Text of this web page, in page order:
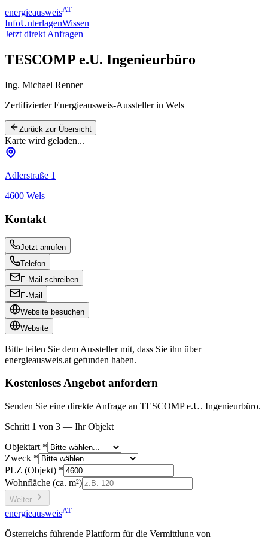
energieausweisAT
InfoUnterlagenWissen
Jetzt direkt Anfragen
TESCOMP e.U. Ingenieurbüro
Ing. Michael Renner
Zertifizierter Energieausweis-Ausstellerin Wels
Zurück zur Übersicht
Karte wird geladen...
Adlerstraße 1
4600 Wels
Kontakt
Jetzt anrufen
Telefon
E-Mail schreiben
E-Mail
Website besuchen
Website
Bitte teilen Sie dem Aussteller mit, dass Sie ihn über
energieausweis.at gefunden haben.
Kostenloses Angebot anfordern
Senden Sie eine direkte Anfrage an TESCOMP e.U. Ingenieurbüro.
Schritt 1 von 3 — Ihr Objekt
Objektart *
Zweck *
PLZ (Objekt) *
Wohnfläche (ca. m²)
Weiter
energieausweisAT
Österreichs führende Plattform für die Vermittlung von